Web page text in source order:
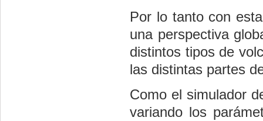
Por lo tanto con
una perspectiva
distintos tipos de
las distintas partes
Como el simulador
variando los